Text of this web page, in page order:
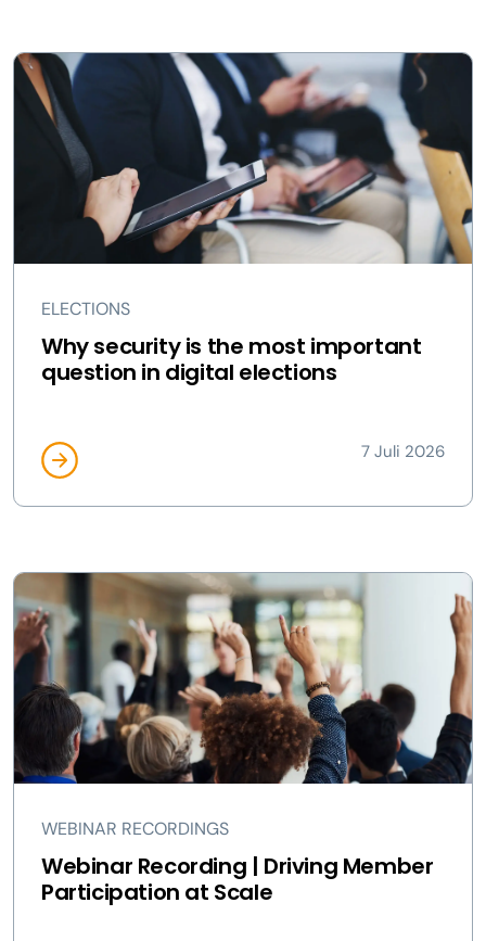
ELECTIONS
Why security is the most important
question in digital elections
7 Juli 2026
WEBINAR RECORDINGS
Webinar Recording | Driving Member
Participation at Scale